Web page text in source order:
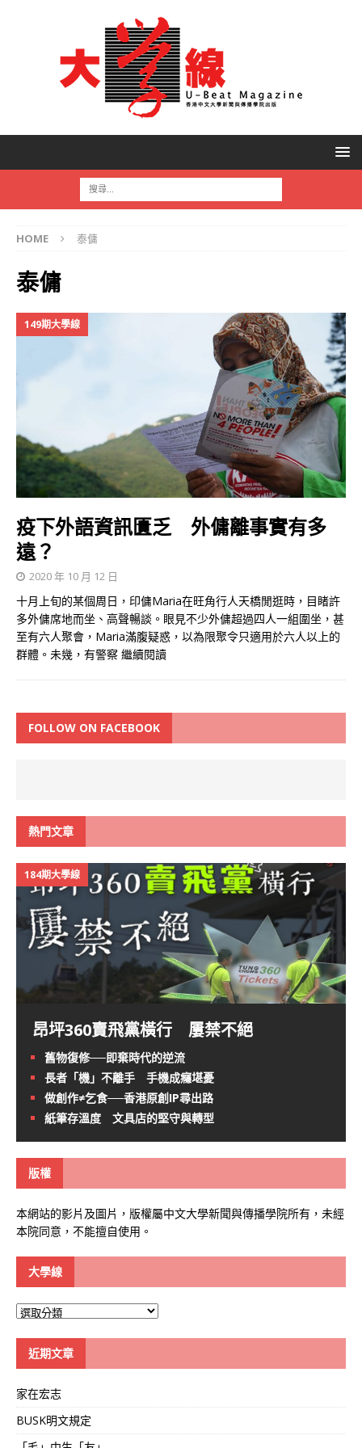
HOME 泰傭
泰傭
149期大學線
疫下外語資訊匱乏 外傭離事實有多
遠？
2020 年 10 月 12 日
十月上旬的某個周日，印傭Maria在旺角行人天橋閒逛時，目睹許
多外傭席地而坐、高聲暢談。眼見不少外傭超過四人一組圍坐，甚
至有六人聚會，Maria滿腹疑惑，以為限聚令只適用於六人以上的
群體。未幾，有警察 繼續閱讀
FOLLOW ON FACEBOOK
熱門文章
184期大學線
昂坪360賣飛黨橫行 屢禁不絕
舊物復修──即棄時代的逆流
長者「機」不離手 手機成癮堪憂
做創作≠乞食──香港原創IP尋出路
紙筆存溫度 文具店的堅守與轉型
版權
本網站的影片及圖片，版權屬中文大學新聞與傳播學院所有，未經
本院同意，不能擅自使用。
大學線
大
近期文章
家在宏志
BUSK明文規定